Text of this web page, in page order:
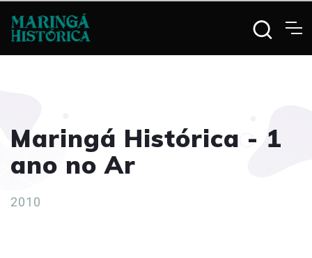
Maringá Histórica - 1
ano no Ar
2010